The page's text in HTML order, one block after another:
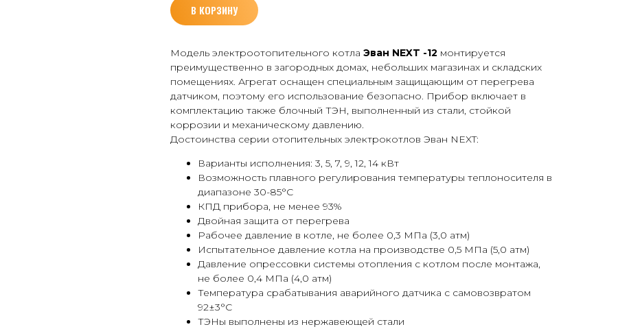
В КОРЗИНУ
Модель электроотопительного котла Эван NEXT -12 монтируется
преимущественно в загородных домах, небольших магазинах и складских
помещениях. Агрегат оснащен специальным защищающим от перегрева
датчиком, поэтому его использование безопасно. Прибор включает в
комплектацию также блочный ТЭН, выполненный из стали, стойкой
коррозии и механическому давлению.
Достоинства серии отопительных электрокотлов Эван NEXT:
Варианты исполнения: 3, 5, 7, 9, 12, 14 кВт
Возможность плавного регулирования температуры теплоносителя в
диапазоне 30-85°С
КПД прибора, не менее 93%
Двойная защита от перегрева
Рабочее давление в котле, не более 0,3 МПa (3,0 атм)
Испытательное давление котла на производстве 0,5 МПа (5,0 атм)
Давление опрессовки системы отопления с котлом после монтажа,
не более 0,4 МПа (4,0 атм)
Температура срабатывания аварийного датчика с самовозвратом
92±3°С
ТЭНы выполнены из нержавеющей стали